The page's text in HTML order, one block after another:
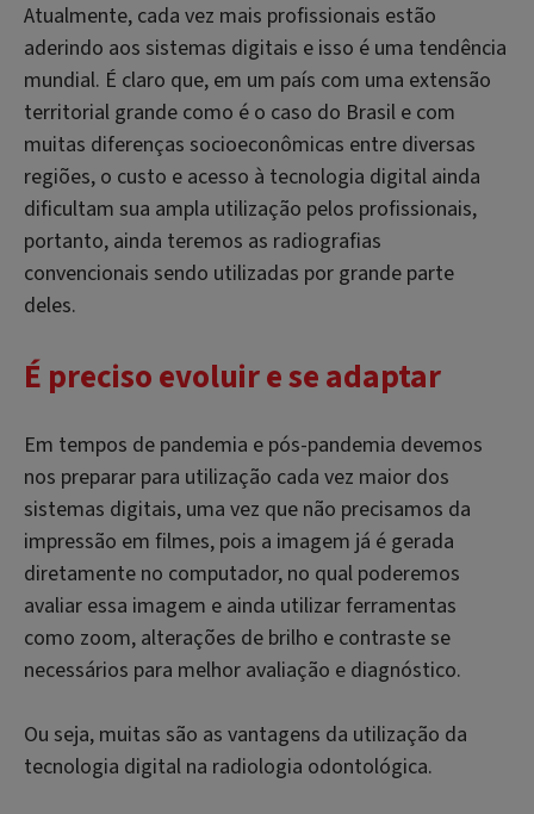
Atualmente, cada vez mais profissionais estão
aderindo aos sistemas digitais e isso é uma tendência
mundial. É claro que, em um país com uma extensão
territorial grande como é o caso do Brasil e com
muitas diferenças socioeconômicas entre diversas
regiões, o custo e acesso à tecnologia digital ainda
dificultam sua ampla utilização pelos profissionais,
portanto, ainda teremos as radiografias
convencionais sendo utilizadas por grande parte
deles.
É preciso evoluir e se adaptar
Em tempos de pandemia e pós-pandemia devemos
nos preparar para utilização cada vez maior dos
sistemas digitais, uma vez que não precisamos da
impressão em filmes, pois a imagem já é gerada
diretamente no computador, no qual poderemos
avaliar essa imagem e ainda utilizar ferramentas
como zoom, alterações de brilho e contraste se
necessários para melhor avaliação e diagnóstico.
Ou seja, muitas são as vantagens da utilização da
tecnologia digital na radiologia odontológica.